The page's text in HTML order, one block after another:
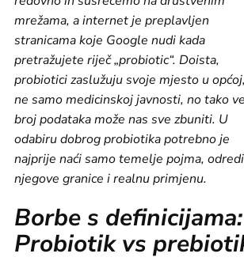
mrežama, a internet je preplavljen
stranicama koje Google nudi kada
pretražujete riječ „probiotic“. Doista,
probiotici zaslužuju svoje mjesto u
ne samo medicinskoj javnosti, no tako
broj podataka može nas sve zbuniti. U
odabiru dobrog probiotika potrebno je
najprije naći samo temelje pojma,
njegove granice i realnu primjenu.
Borbe s definicijama:
Probiotik vs